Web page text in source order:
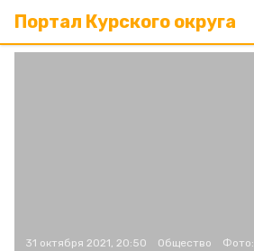
Портал Курского округа
31 октября 2021, 20:50 Общество Фото: